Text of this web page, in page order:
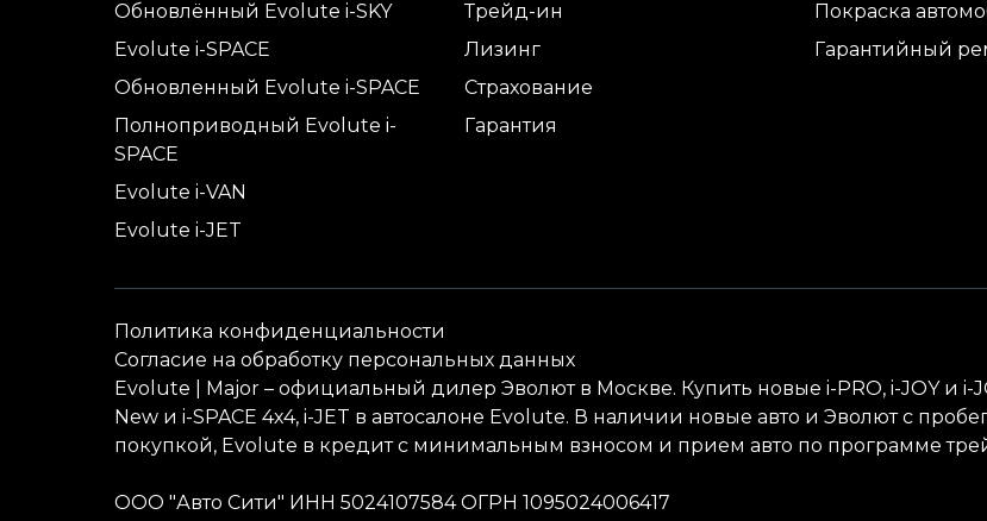
Обновлённый Evolute i-SKY
Evolute i-SPACE
Обновленный Evolute i-SPACE
Полноприводный Evolute i-
SPACE
Evolute i-VAN
Evolute i-JET
Трейд-ин
Лизинг
Страхование
Гарантия
Покраска
Гарантийный
Политика конфиденциальности
Согласие на обработку персональных данных
Evolute | Major – официальный дилер Эволют в Москве. Купить новые i-PRO, i-JOYи i-
New и i-SPACE 4x4, i-JET в автосалоне Evolute. В наличии новые авто и Эволют с
покупкой, Evolute в кредит с минимальным взносом и прием авто по программе
ООО "Авто Сити" ИНН 5024107584 ОГРН 1095024006417